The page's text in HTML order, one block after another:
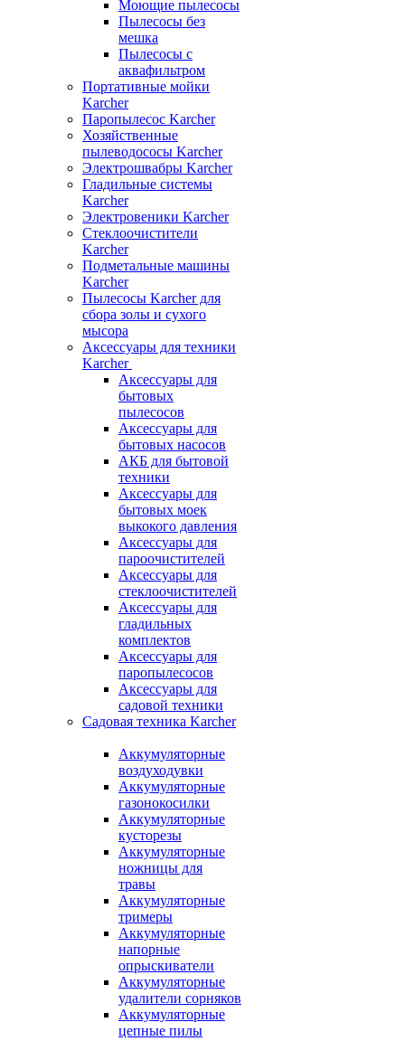
Моющие пылесосы
Пылесосы без
мешка
Пылесосы с
аквафильтром
Портативные мойки
Karcher
Паропылесос Karcher
Хозяйственные
пылеводососы Karcher
Электрошвабры Karcher
Гладильные системы
Karcher
Электровеники Karcher
Стеклоочистители
Karcher
Подметальные машины
Karcher
Пылесосы Karcher для
сбора золы и сухого
мысора
Аксессуары для техники
Karcher
Аксессуары для
бытовых
пылесосов
Аксессуары для
бытовых насосов
АКБ для бытовой
техники
Аксессуары для
бытовых моек
выкокого давления
Аксессуары для
пароочистителей
Аксессуары для
стеклоочистителей
Аксессуары для
гладильных
комплектов
Аксессуары для
паропылесосов
Аксессуары для
садовой техники
Садовая техника Karcher
Аккумуляторные
воздуходувки
Аккумуляторные
газонокосилки
Аккумуляторные
кусторезы
Аккумуляторные
ножницы для
травы
Аккумуляторные
тримеры
Аккумуляторные
напорные
опрыскиватели
Аккумуляторные
удалители сорняков
Аккумуляторные
цепные пилы